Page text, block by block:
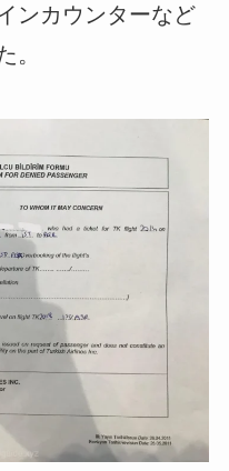
ンカウンターなど
。